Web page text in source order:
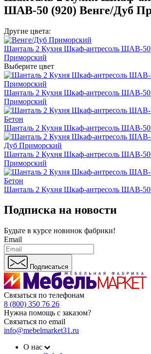
ШАВ-50 (920) Венге/Дуб
Другие цвета:
Шанталь 2 Кухня Шкаф-антресоль ШАВ-50
Приморский
Выберите цвет
Шанталь 2 Кухня Шкаф-антресоль ШАВ-50
Приморский
Шанталь 2 Кухня Шкаф-антресоль ШАВ-50
Шанталь 2 Кухня Шкаф-антресоль ШАВ-
Приморский
Шанталь 2 Кухня Шкаф-антресоль ШАВ-50
Подписка на новости
Будьте в курсе новинок фабрики!
Email
Подписаться
Связаться по телефонам
8 (800) 350 76 26
Нужна помощь с заказом?
Связаться по email
info@mebelmarket31.ru
О нас